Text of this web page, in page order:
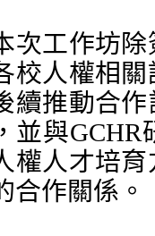
工作坊除
校人權相
續推動合
並與
權人才培
合作關係。